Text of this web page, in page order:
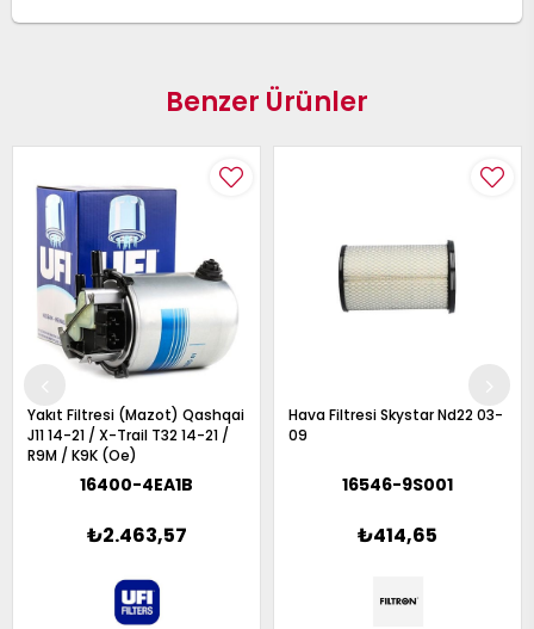
Benzer Ürünler
Yakıt Filtresi (Mazot) Qashqai
J11 14-21 / X-Trail T32 14-21 /
R9M / K9K (Oe)
16400-4EA1B
₺2.463,57
Hava Filtresi Skystar Nd22 03-
09
16546-9S001
₺414,65